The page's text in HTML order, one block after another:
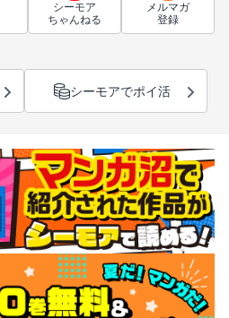
シーモア
ちゃんねる
メルマガ
登録
シーモアでポイ活